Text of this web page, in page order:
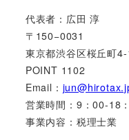
代表者：広田 淳
〒150−0031
東京都渋谷区桜丘町
POINT 1102
Email：
営業時間：9：00-18
事業内容：税理士業